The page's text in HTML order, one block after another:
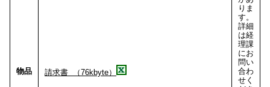
物品 請求書 （76kbyte）
りま
す。
詳細
は経
理課
にお
問い
合わ
せく